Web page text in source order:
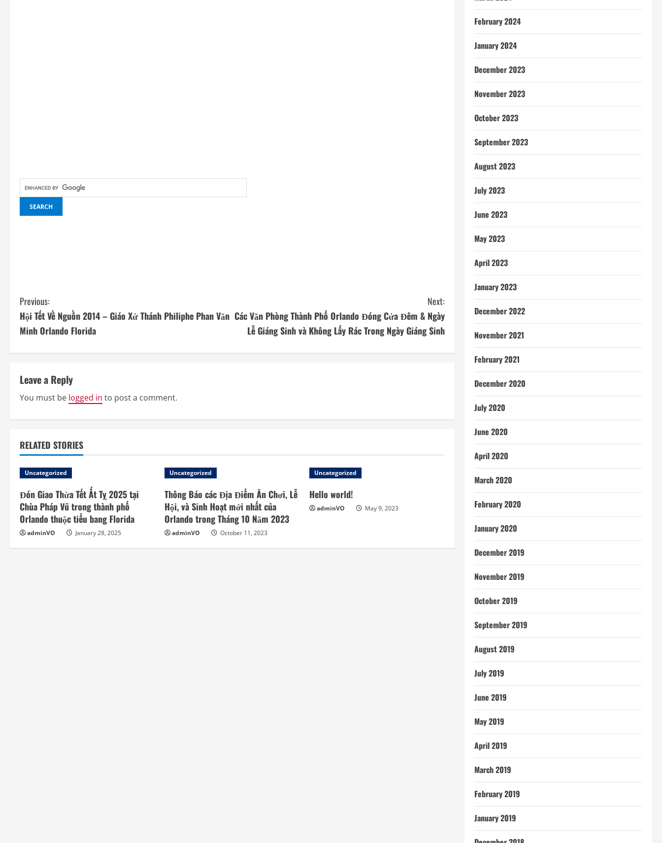
C
o
i
n
u
e
R
e
a
d
i
Previous:
Hội Tết Về Nguồn 2014 – Giáo Xứ Thánh Philiphe Phan Văn
Minh Orlando Florida
Next:
Các Văn Phòng Thành Phố Orlando Đóng Cửa Đêm & Ngày
Lễ Giáng Sinh và Không Lấy Rác Trong Ngày Giáng Sinh
Leave a Reply
You must be logged in to post a comment.
RELATED STORIES
Uncategorized
Đón Giao Thừa Tết Ất Tỵ 2025 tại
Chùa Pháp Vũ trong thành phố
Orlando thuộc tiểu bang Florida
adminVO January 28, 2025
Uncategorized
Thông Báo các Địa Điểm Ăn Chơi, Lễ
Hội, và Sinh Hoạt mới nhất của
Orlando trong Tháng 10 Năm 2023
adminVO October 11, 2023
Uncategorized
Hello world!
adminVO May 9, 2023
February 2024
January 2024
December 2023
November 2023
October 2023
September 2023
August 2023
July 2023
June 2023
May 2023
April 2023
January 2023
December 2022
November 2021
February 2021
December 2020
July 2020
June 2020
April 2020
March 2020
February 2020
January 2020
December 2019
November 2019
October 2019
September 2019
August 2019
July 2019
June 2019
May 2019
April 2019
March 2019
February 2019
January 2019